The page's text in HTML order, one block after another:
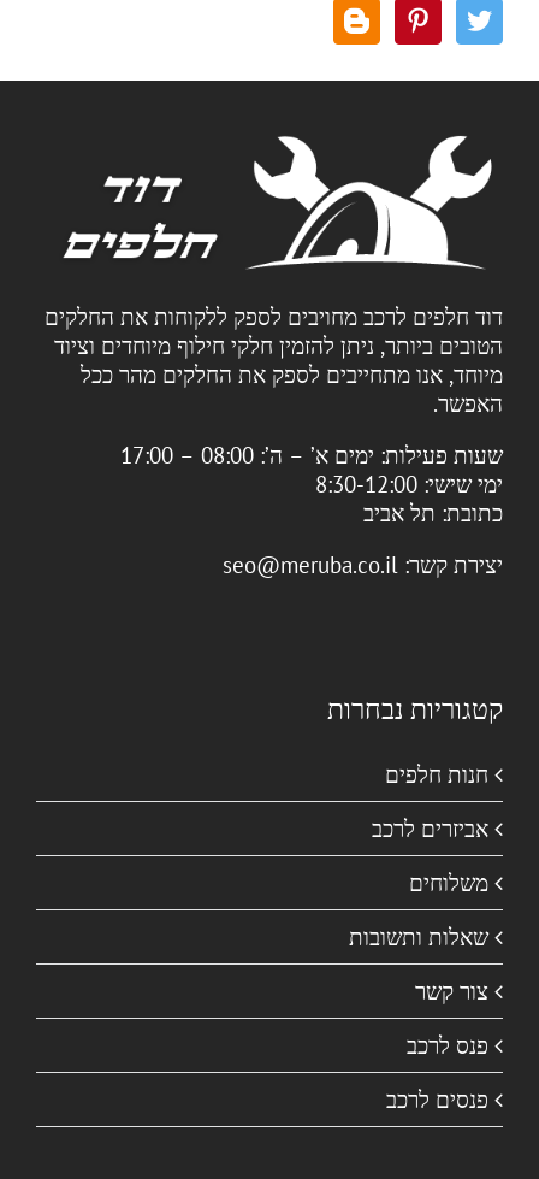
דוד חלפים לרכב מחויבים לספק ללקוחות את החלקים
הטובים ביותר, ניתן להזמין חלקי חילוף מיוחדים וציוד
מיוחד, אנו מתחייבים לספק את החלקים מהר ככל
האפשר.
שעות פעילות: ימים א’ – ה’: 08:00 – 17:00
ימי שישי: 8:30-12:00
כתובת: תל אביב
יצירת קשר: seo@meruba.co.il
קטגוריות נבחרות
חנות חלפים
אביזרים לרכב
משלוחים
שאלות ותשובות
צור קשר
פנס לרכב
פנסים לרכב